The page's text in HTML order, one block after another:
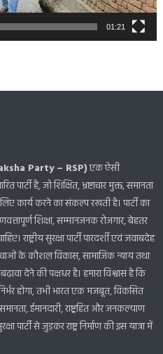
01:21
Party – RSP)एक ऐसी
पार्टी है, जो शिक्षित, भ्रष्टाचार मुक्त, समानता
कार्य करने का संकल्प रखती है। पार्टी का
शिक्षा, सम्मानजनक रोजगार, बेहतर
राष्ट्रीय सुरक्षा पार्टी पारदर्शी एवं जवाबदेह
युवाओं के कौशल विकास, सामाजिक न्याय तथा
देने की पक्षधर है। हमारा विश्वास है कि
होगा, तभी भारत एक मजबूत, विकसित
ईमानदारी, राष्ट्रहित और जनकल्याण
पार्टी से जुड़कर राष्ट्र निर्माण की इस यात्रा में